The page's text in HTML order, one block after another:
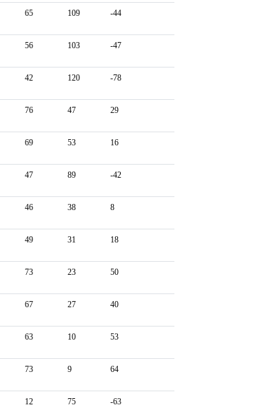
65 109 -44
56 103 -47
42 120 -78
76 47 29
69 53 16
47 89 -42
46 38 8
49 31 18
73 23 50
67 27 40
63 10 53
73 9 64
12 75 -63